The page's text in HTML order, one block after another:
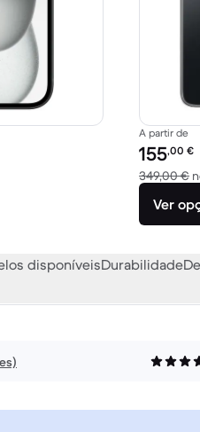
A partir de
Preço
155,00 €
349,00 €
Ver
disponíveisDurabilidade